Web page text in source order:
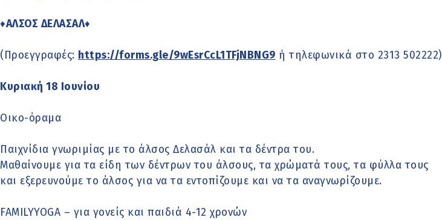
♦ΑΛΣΟΣ ΔΕΛΑΣΑΛ♦
(Προεγγραφές: https://forms.gle/9wEsrCcL1TFjNBNG9 ή τηλεφωνικά στο 2313 502222)
Κυριακή 18 Ιουνίου
Οικο-όραμα
Παιχνίδια γνωριμίας με το άλσος Δελασάλ και τα δέντρα του.
Μαθαίνουμε για τα είδη των δέντρων του άλσους, τα χρώματά τους, τα φύλλα τους
και εξερευνούμε το άλσος για να τα εντοπίζουμε και να τα αναγνωρίζουμε.
FAMILYYOGA – για γονείς και παιδιά 4-12 χρονών